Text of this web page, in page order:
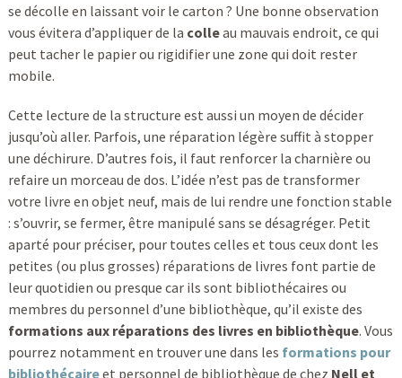
se décolle en laissant voir le carton ? Une bonne observation
vous évitera d’appliquer de la colleau mauvais endroit, ce qui
peut tacher le papier ou rigidifier une zone qui doit rester
mobile.
Cette lecture de la structure est aussi un moyen de décider
jusqu’où aller. Parfois, une réparation légère suffit à stopper
une déchirure. D’autres fois, il faut renforcer la charnière ou
refaire un morceau de dos. L’idée n’est pas de transformer
votre livre en objet neuf, mais de lui rendre une fonction stable
: s’ouvrir, se fermer, être manipulé sans se désagréger. Petit
aparté pour préciser, pour toutes celles et tous ceux dont les
petites (ou plus grosses) réparations de livres font partie de
leur quotidien ou presque car ils sont bibliothécaires ou
membres du personnel d’une bibliothèque, qu’il existe des
formations aux réparations des livres en bibliothèque. Vous
pourrez notamment en trouver une dans les formations pour
bibliothécaireet personnel de bibliothèque de chez Nell et